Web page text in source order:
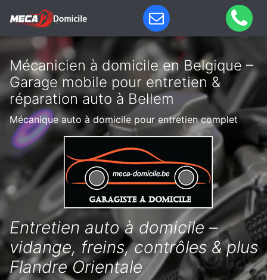
Mécanicien à domicile en Belgique –
Garage mobile pour entretien &
réparation auto à Bellem
Mécanique auto à domicile pour entretien complet
Entretien auto à domicile –
vidange, freins, contrôles & plus
Flandre Orientale